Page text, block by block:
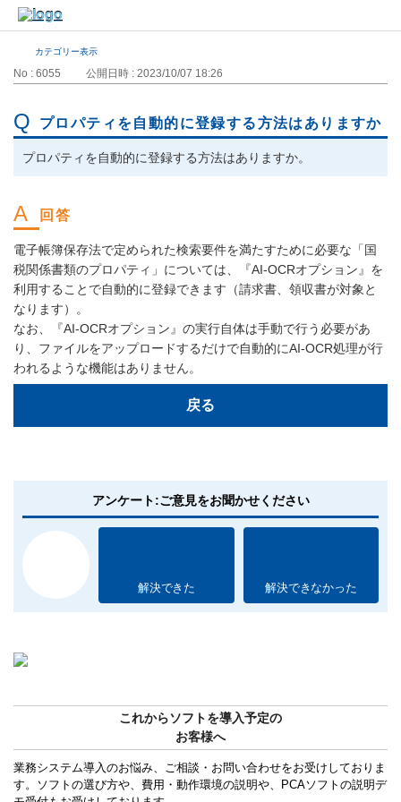
カテゴリー表示
No : 6055 公開日時 : 2023/10/07 18:26
プロパティを自動的に登録する方法はありますか
プロパティを自動的に登録する方法はありますか。
電子帳簿保存法で定められた検索要件を満たすために必要な「国
税関係書類のプロパティ」については、『AI-OCRオプション』を
利用することで自動的に登録できます（請求書、領収書が対象と
なります）。
なお、『AI-OCRオプション』の実行自体は手動で行う必要があ
り、ファイルをアップロードするだけで自動的にAI-OCR処理が行
われるような機能はありません。
戻る
アンケート:ご意見をお聞かせください
解決できた 解決できなかった
これからソフトを導入予定の
お客様へ
業務システム導入のお悩み、ご相談・お問い合わせをお受けしておりま
す。ソフトの選び方や、費用・動作環境の説明や、PCAソフトの説明デ